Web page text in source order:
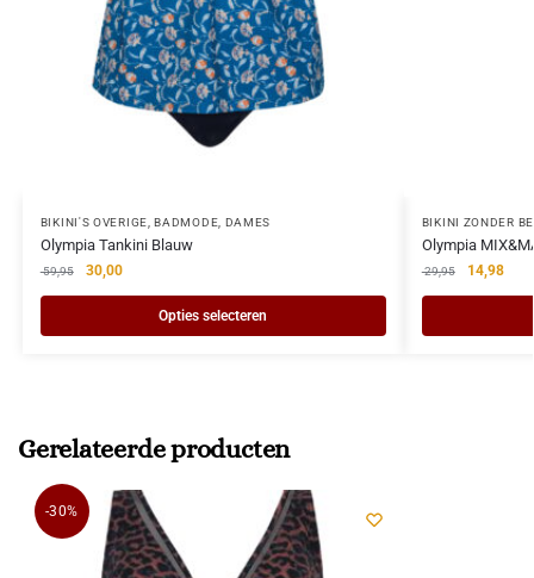
BIKINI'S OVERIGE ,BADMODE DAMES
Olympia Tankini Blauw
59,95 30,00
Opties selecteren
BIKINI ZONDER
Olympia
29,95 14,98
Gerelateerde producten
-30%